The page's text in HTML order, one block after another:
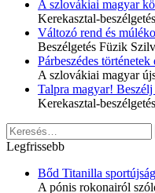
A szlovákiai magyar
Kerekasztal-
Változó rend és
Beszélgetés Füzik
Párbeszédes
A szlovákiai magyar
Talpra magyar!
Kerekasztal-
Keresés:
Legfrissebb
Bőd Titanilla
A pónis rokonairól